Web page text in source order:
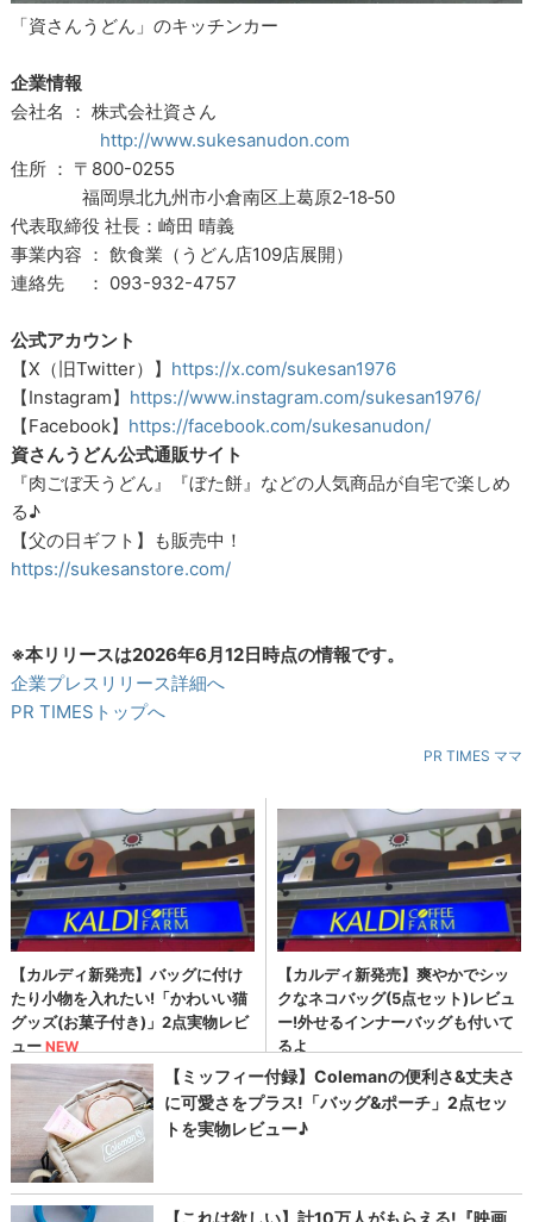
「資さんうどん」のキッチンカー
企業情報
会社名 ： 株式会社資さん
http://www.sukesanudon.com
住所 ： 〒800-0255
福岡県北九州市小倉南区上葛原2‐18‐50
代表取締役 社長：崎田 晴義
事業内容 ： 飲食業（うどん店109店展開）
連絡先 ： 093-932-4757
公式アカウント
【X（旧Twitter）】 https://x.com/sukesan1976
【Instagram】 https://www.instagram.com/sukesan1976/
【Facebook】 https://facebook.com/sukesanudon/
資さんうどん公式通販サイト
『肉ごぼ天うどん』『ぼた餅』などの人気商品が自宅で楽しめ
る♪
【父の日ギフト】も販売中！
https://sukesanstore.com/
※本リリースは2026年6月12日時点の情報です。
企業プレスリリース詳細へ
PR TIMESトップへ
PR TIMES ママ